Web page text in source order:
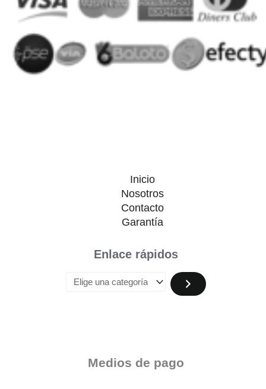
Inicio
Nosotros
Contacto
Garantía
Enlace rápidos
Medios de pago